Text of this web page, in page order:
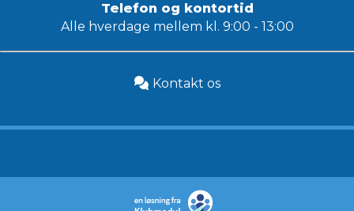
Telefon og kontortid
Alle hverdage mellem kl. 9:00 - 13:00
Kontakt os